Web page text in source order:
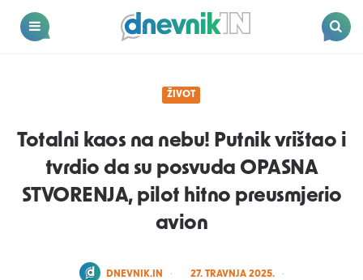
Dnevnik.in
ŽIVOT
Totalni kaos na nebu! Putnik vrištao i
tvrdio da su posvuda OPASNA
STVORENJA, pilot hitno preusmjerio
avion
POSTED
DNEVNIK.IN
27. TRAVNJA 2025.